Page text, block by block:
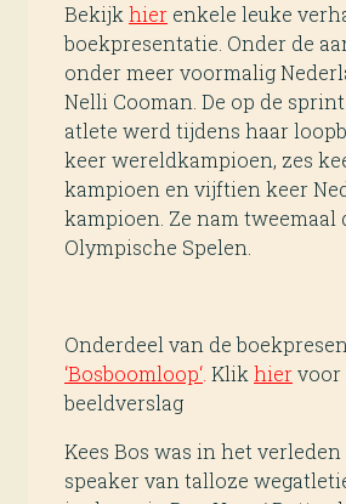
Bekijkhier enkele leuke
boekpresentatie. Onder de
onder meer voormalig
Nelli Cooman. De op de
atlete werd tijdens haar
keer wereldkampioen, zes
kampioen en vijftien keer
kampioen. Ze nam tweemaal
Olympische Spelen.
Onderdeel van de
‘Bosboomloop‘. Klikhiervoor
beeldverslag
Kees Bos was in het
speaker van talloze